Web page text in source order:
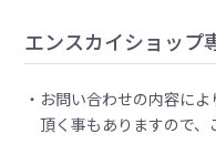
エンスカイショップ
お問い合わせの内容に
頂く事もありますので、